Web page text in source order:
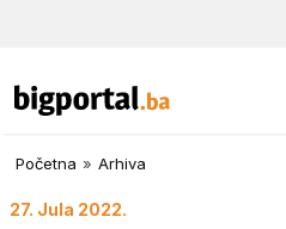
Početna » Arhiva
27. Jula 2022.